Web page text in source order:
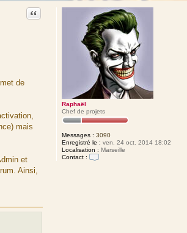
Raphaël
Chef de projets
Messages : 3090
Enregistré le : ven. 24 oct. 2014 18:02
Localisation : Marseille
Contact :
Citation
de
mais
et
Ainsi,